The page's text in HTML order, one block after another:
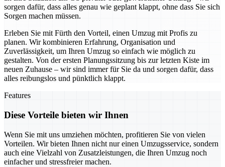
sorgen dafür, dass alles genau wie geplant klappt, ohne dass Sie sich
Sorgen machen müssen.
Erleben Sie mit Fürth den Vorteil, einen Umzug mit Profis zu
planen. Wir kombinieren Erfahrung, Organisation und
Zuverlässigkeit, um Ihren Umzug so einfach wie möglich zu
gestalten. Von der ersten Planungssitzung bis zur letzten Kiste im
neuen Zuhause – wir sind immer für Sie da und sorgen dafür, dass
alles reibungslos und pünktlich klappt.
Features
Diese Vorteile bieten wir Ihnen
Wenn Sie mit uns umziehen möchten, profitieren Sie von vielen
Vorteilen. Wir bieten Ihnen nicht nur einen Umzugsservice, sondern
auch eine Vielzahl von Zusatzleistungen, die Ihren Umzug noch
einfacher und stressfreier machen.